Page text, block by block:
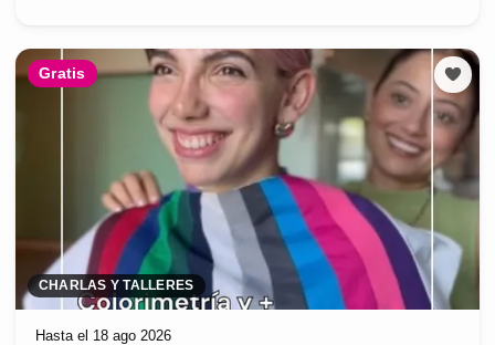
Gratis
CHARLAS Y TALLERES
Hasta el 18 ago 2026